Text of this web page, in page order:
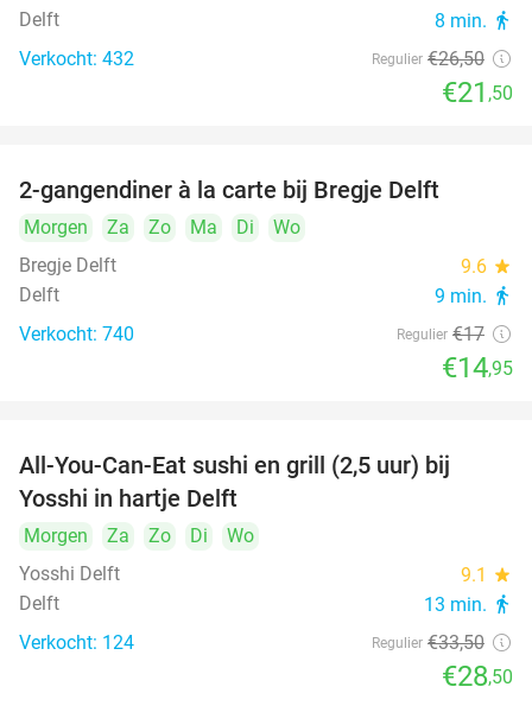
Delft 8 min. directions_walk
Verkocht: 432 Regulier €26,50
€21 ,50
2-gangendiner à la carte bij Bregje Delft
Morgen Za Zo Ma Di
Wo
Bregje Delft
9.6 star
Delft 9 min. directions_walk
Verkocht: 740 Regulier €17
€14,95
All-You-Can-Eat sushi en grill (2,5 uur) bij
Yosshi in hartje Delft
Morgen Za Zo Di
Wo
Yosshi Delft
9.1 star
Delft 13 min. directions_walk
Verkocht: 124 Regulier €33,50
€28,50